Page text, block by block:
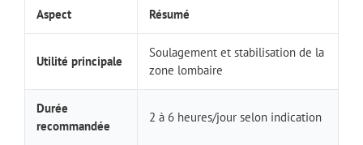
Aspect Résumé
Utilité principale
Soulagement et stabilisation de la
zone lombaire
Durée
recommandée
2 à 6 heures/jour selon indication